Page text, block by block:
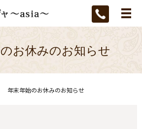
メ
お休みのお知らせ
年末年始のお休みのお知らせ